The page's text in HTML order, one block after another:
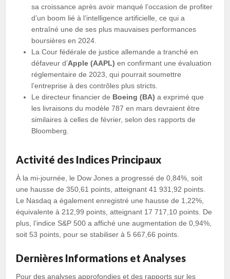
sa croissance après avoir manqué l’occasion de profiter
d’un boom lié à l’intelligence artificielle, ce qui a
entraîné une de ses plus mauvaises performances
boursières en 2024.
La Cour fédérale de justice allemande a tranché en
défaveur d’Apple (AAPL) en confirmant une évaluation
réglementaire de 2023, qui pourrait soumettre
l’entreprise à des contrôles plus stricts.
Le directeur financier de Boeing (BA) a exprimé que
les livraisons du modèle 787 en mars devraient être
similaires à celles de février, selon des rapports de
Bloomberg.
Activité des Indices Principaux
À la mi-journée, le Dow Jones a progressé de 0,84%, soit
une hausse de 350,61 points, atteignant 41 931,92 points.
Le Nasdaq a également enregistré une hausse de 1,22%,
équivalente à 212,99 points, atteignant 17 717,10 points. De
plus, l’indice S&P 500 a affiché une augmentation de 0,94%,
soit 53 points, pour se stabiliser à 5 667,66 points.
Dernières Informations et Analyses
Pour des analyses approfondies et des rapports sur les